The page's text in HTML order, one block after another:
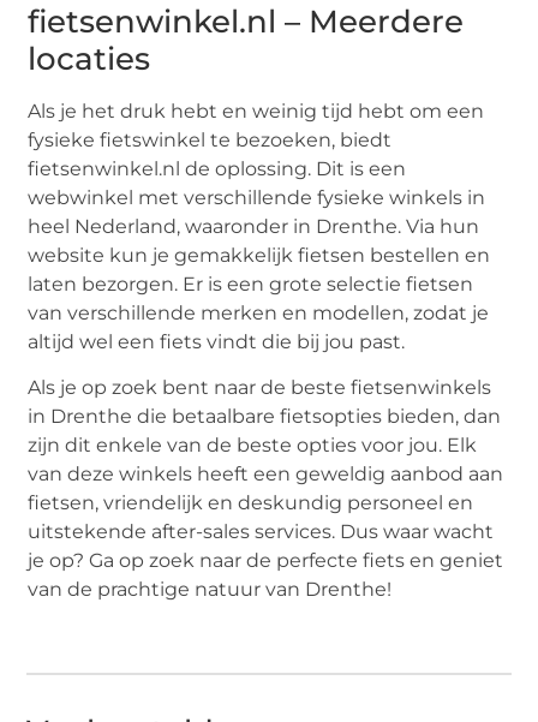
fietsenwinkel.nl – Meerdere
locaties
Als je het druk hebt en weinig tijd hebt om een ​​
fysieke fietswinkel te bezoeken, biedt
fietsenwinkel.nl de oplossing. Dit is een
webwinkel met verschillende fysieke winkels in
heel Nederland, waaronder in Drenthe. Via hun
website kun je gemakkelijk fietsen bestellen en
laten bezorgen. Er is een grote selectie fietsen
van verschillende merken en modellen, zodat je
altijd wel een fiets vindt die bij jou past.
Als je op zoek bent naar de beste fietsenwinkels
in Drenthe die betaalbare fietsopties bieden, dan
zijn dit enkele van de beste opties voor jou. Elk
van deze winkels heeft een geweldig aanbod aan
fietsen, vriendelijk en deskundig personeel en
uitstekende after-sales services. Dus waar wacht
je op? Ga op zoek naar de perfecte fiets en geniet
van de prachtige natuur van Drenthe!